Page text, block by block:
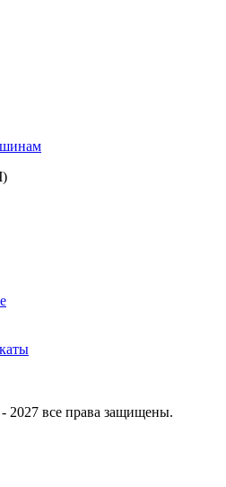
все права защищены.